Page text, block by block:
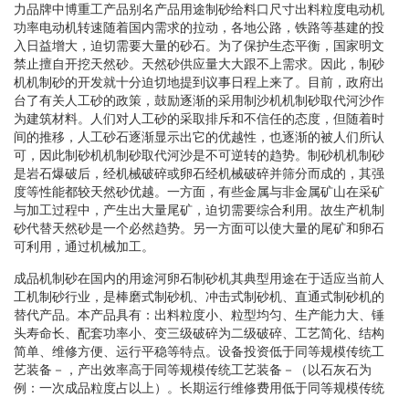
力品牌中博重工产品别名产品用途制砂给料口尺寸出料粒度电动机
功率电动机转速随着国内需求的拉动，各地公路，铁路等基建的投
入日益增大，迫切需要大量的砂石。为了保护生态平衡，国家明文
禁止擅自开挖天然砂。天然砂供应量大大跟不上需求。因此，制砂
机机制砂的开发就十分迫切地提到议事日程上来了。目前，政府出
台了有关人工砂的政策，鼓励逐渐的采用制沙机机制砂取代河沙作
为建筑材料。人们对人工砂的采取排斥和不信任的态度，但随着时
间的推移，人工砂石逐渐显示出它的优越性，也逐渐的被人们所认
可，因此制砂机机制砂取代河沙是不可逆转的趋势。制砂机机制砂
是岩石爆破后，经机械破碎或卵石经机械破碎并筛分而成的，其强
度等性能都较天然砂优越。一方面，有些金属与非金属矿山在采矿
与加工过程中，产生出大量尾矿，迫切需要综合利用。故生产机制
砂代替天然砂是一个必然趋势。另一方面可以使大量的尾矿和卵石
可利用，通过机械加工。
成品机制砂在国内的用途河卵石制砂机其典型用途在于适应当前人
工机制砂行业，是棒磨式制砂机、冲击式制砂机、直通式制砂机的
替代产品。本产品具有：出料粒度小、粒型均匀、生产能力大、锤
头寿命长、配套功率小、变三级破碎为二级破碎、工艺简化、结构
简单、维修方便、运行平稳等特点。设备投资低于同等规模传统工
艺装备－，产出效率高于同等规模传统工艺装备－（以石灰石为
例：一次成品粒度占以上）。长期运行维修费用低于同等规模传统